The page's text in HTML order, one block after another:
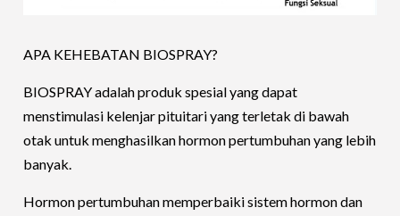
APA KEHEBATAN BIOSPRAY?
BIOSPRAY adalah produk spesial yang dapat
menstimulasi kelenjar pituitari yang terletak di bawah
otak untuk menghasilkan hormon pertumbuhan yang lebih
banyak.
Hormon pertumbuhan memperbaiki sistem hormon dan